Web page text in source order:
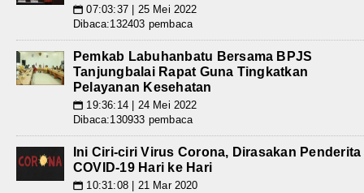
📅 07:03:37 | 25 Mei 2022
Dibaca:132403 pembaca
Pemkab Labuhanbatu Bersama BPJS
Tanjungbalai Rapat Guna Tingkatkan
Pelayanan Kesehatan
📅 19:36:14 | 24 Mei 2022
Dibaca:130933 pembaca
Ini Ciri-ciri Virus Corona, Dirasakan Penderita
COVID-19 Hari ke Hari
📅 10:31:08 | 21 Mar 2020